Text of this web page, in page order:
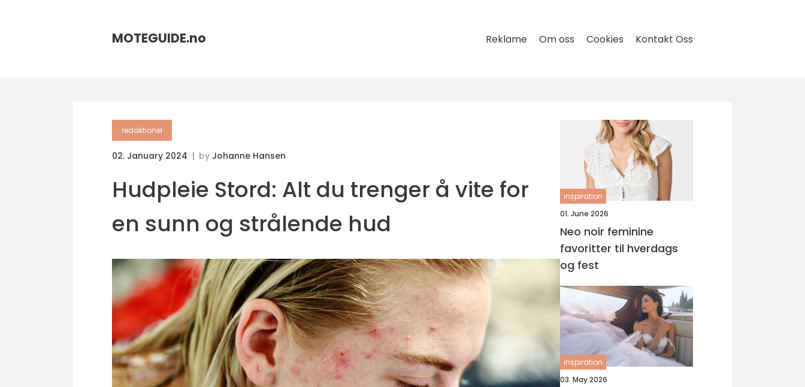
MOTEGUIDE.no Reklame Om oss Cookies Kontakt Oss
redaktionel
02. January 2024 by Johanne Hansen
Hudpleie Stord: Alt du trenger å vite for
en sunn og strålende hud
inspiration
01. June 2026
Neo noir feminine
favoritter til hverdags
og fest
inspiration
03. May 2026